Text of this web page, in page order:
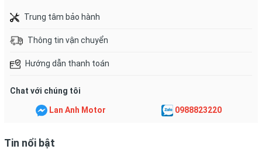
Xe ga 50cc Saki Ski-Milano
Trung tâm bảo hành
Thông tin vận chuyển
Hướng dẫn thanh toán
Chat với chúng tôi
Lan Anh Motor 0988823220
Tin nổi bật